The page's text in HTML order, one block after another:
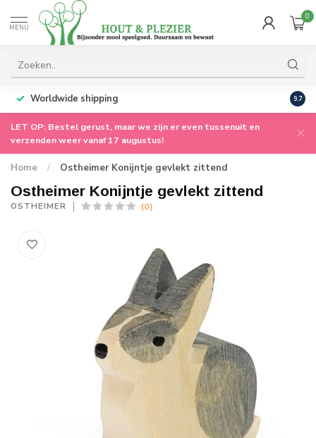
MENU
0
Worldwide shipping 9.7
LET OP: Bestel gerust, maar we zijn er even tussenuit en
verzenden weer vanaf 17 augustus!
Home / Ostheimer Konijntje gevlekt zittend
Ostheimer Konijntje gevlekt zittend
OSTHEIMER (0)